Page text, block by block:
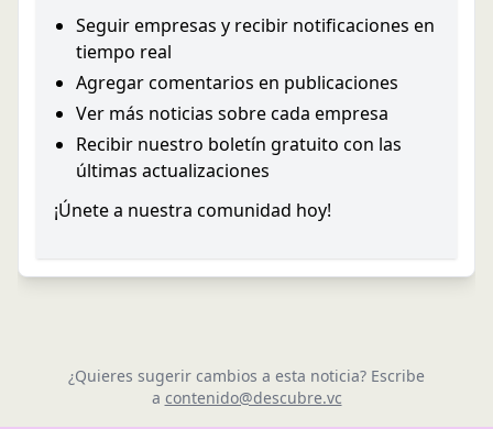
Seguir empresas y recibir notificaciones en
tiempo real
Agregar comentarios en publicaciones
Ver más noticias sobre cada empresa
Recibir nuestro boletín gratuito con las
últimas actualizaciones
¡Únete a nuestra comunidad hoy!
¿Quieres sugerir cambios a esta noticia? Escribe
a contenido@descubre.vc